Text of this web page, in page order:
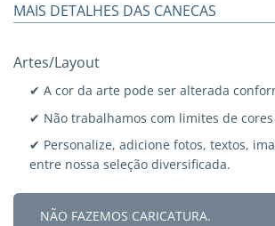
MAIS DETALHES DAS CANECAS
Artes/Layout
✔ A cor da arte pode ser alterada
✔ Não trabalhamos com limites de
✔ Personalize, adicione fotos, textos,
entre nossa seleção diversificada.
NÃO FAZEMOS CARICATURA.